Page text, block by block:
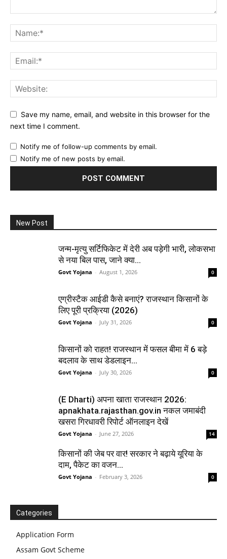
Save my name, email, and website in this browser for the
next time I comment.
Notify me of follow-up comments by email.
Notify me of new posts by email.
New Post
जन्म-मृत्यु सर्टिफिकेट में देरी अब पड़ेगी भारी, लोकसभा
से नया बिल पास, जाने क्या...
Govt Yojana - August 1, 2026 0
एग्रीस्टैक आईडी कैसे बनाएं? राजस्थान किसानों के
लिए पूरी प्रक्रिया (2026)
Govt Yojana - July 31, 2026 0
किसानों को राहत! राजस्थान में फसल बीमा में 6 बड़े
बदलाव के साथ डेडलाइन...
Govt Yojana - July 30, 2026 0
(E Dharti) अपना खाता राजस्थान 2026:
apnakhata.rajasthan.gov.in नकल जमाबंदी
खसरा गिरधावरी रिपोर्ट ऑनलाइन देखें
Govt Yojana - June 27, 2026 14
किसानों की जेब पर वार! सरकार ने बढ़ाये यूरिया के
दाम, पैकेट का वजन...
Govt Yojana - February 3, 2026 0
Categories
Application Form
Assam Govt Scheme